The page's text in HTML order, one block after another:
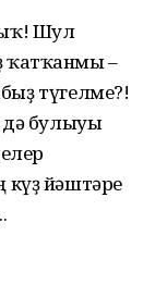
Шул
ҡатҡанмы –
түгелме?!
дә булыуы
күҙ йәштәре